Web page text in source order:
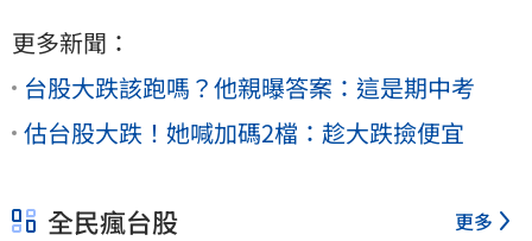
更多新聞：
台股大跌該跑嗎？他親曝答案：這是期中考
估台股大跌！她喊加碼2檔：趁大跌撿便宜
全民瘋台股 更多